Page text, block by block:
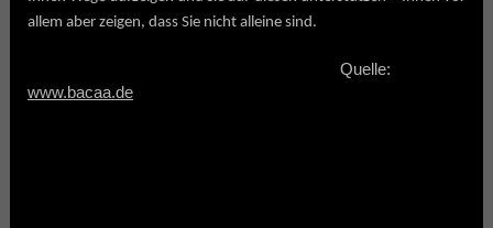
allem aber zeigen, dass Sie nicht alleine sind.
Quelle:
www.bacaa.de